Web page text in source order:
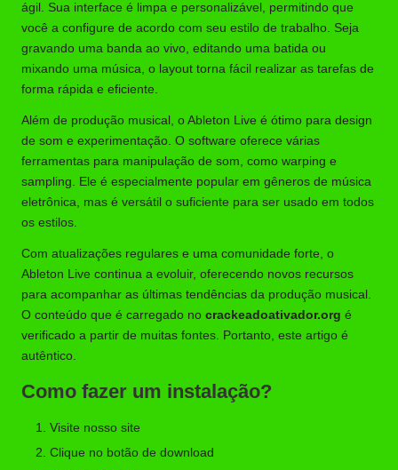
ágil. Sua interface é limpa e personalizável, permitindo que
você a configure de acordo com seu estilo de trabalho. Seja
gravando uma banda ao vivo, editando uma batida ou
mixando uma música, o layout torna fácil realizar as tarefas de
forma rápida e eficiente.
Além de produção musical, o Ableton Live é ótimo para design
de som e experimentação. O software oferece várias
ferramentas para manipulação de som, como warping e
sampling. Ele é especialmente popular em gêneros de música
eletrônica, mas é versátil o suficiente para ser usado em todos
os estilos.
Com atualizações regulares e uma comunidade forte, o
Ableton Live continua a evoluir, oferecendo novos recursos
para acompanhar as últimas tendências da produção musical.
O conteúdo que é carregado no crackeadoativador.org é
verificado a partir de muitas fontes. Portanto, este artigo é
autêntico.
Como fazer um instalação?
Visite nosso site
Clique no botão de download